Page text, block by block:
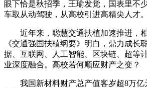
眼下恰是秋招季，王瑜发觉，国表里不
车取从动驾驶，从高校引进高精尖人才。
近年来，聪慧交通扶植加速推进，相
《交通强国扶植纲要》明白，鼎力成长
据、互联网、人工智能、区块链、超等
业深度融合。高校若何顺应财产之变？
我国新材料财产总产值客岁超8万亿